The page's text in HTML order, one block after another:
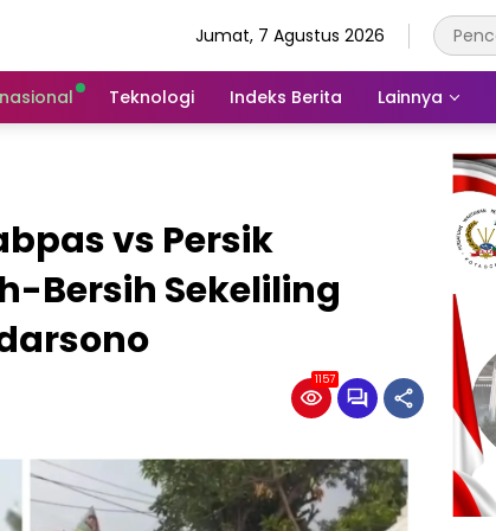
Jumat, 7 Agustus 2026
Teknologi Indeks Berita Lainnya
vs Persik
Bersih Sekeliling
1157